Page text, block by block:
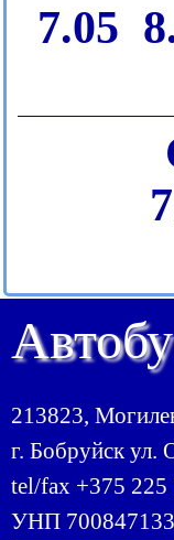
7.05
213823,
г. Бобруйск ул.
tel/fax +375 225
УНП 700847133